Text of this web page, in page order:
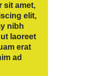
sit amet,
elit,
nibh
laoreet
erat
ad